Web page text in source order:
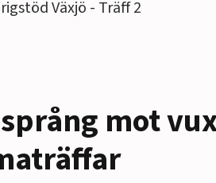
Växjö - Träff 2
mot